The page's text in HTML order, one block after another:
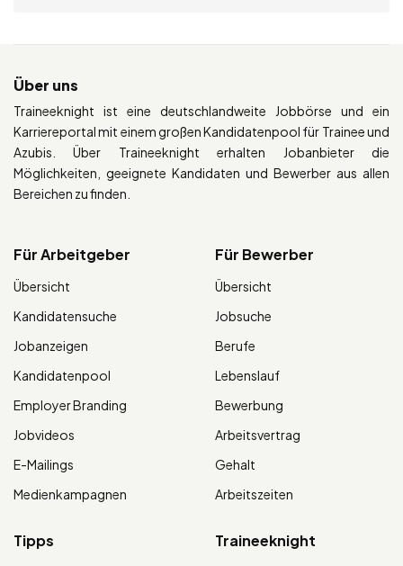
Über uns
Traineeknight ist eine deutschlandweite Jobbörse und ein
Karriereportal mit einem großen Kandidatenpool für Trainee und
Azubis. Über Traineeknight erhalten Jobanbieter die
Möglichkeiten, geeignete Kandidaten und Bewerber aus allen
Bereichen zu finden.
Für Arbeitgeber
Übersicht
Kandidatensuche
Jobanzeigen
Kandidatenpool
Employer Branding
Jobvideos
E-Mailings
Medienkampagnen
Für Bewerber
Übersicht
Jobsuche
Berufe
Lebenslauf
Bewerbung
Arbeitsvertrag
Gehalt
Arbeitszeiten
Tipps Traineeknight